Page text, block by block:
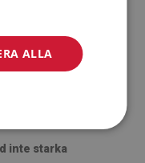
är berättigade för
inte starka
ALLA